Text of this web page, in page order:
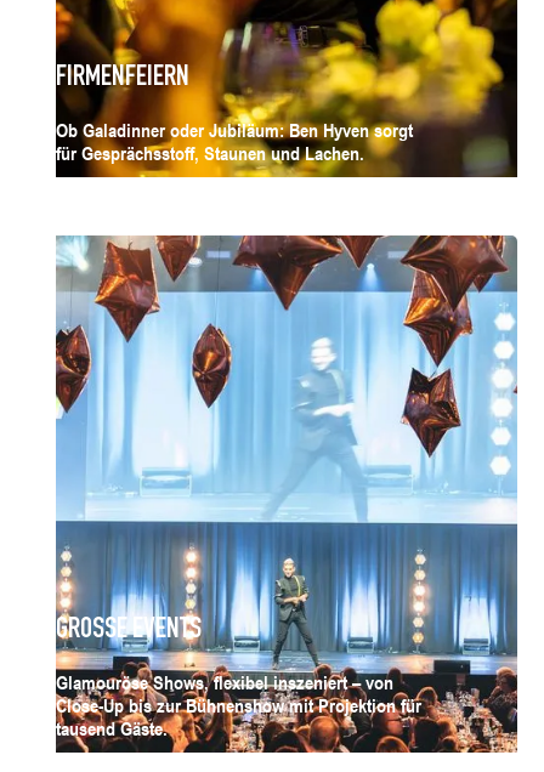
FIRMENFEIERN
Ob Galadinner oder Jubiläum: Ben Hyven sorgt
für Gesprächsstoff, Staunen und Lachen.
GROSSE EVENTS
Glamouröse Shows, flexibel inszeniert – von
Close-Up bis zur Bühnenshow mit Projektion für
tausend Gäste.